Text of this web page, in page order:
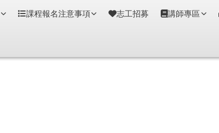
課程報名注意事項 志工招募 講師專區